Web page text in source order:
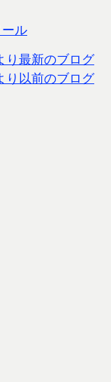
ル
り最新のブログ
り以前のブログ